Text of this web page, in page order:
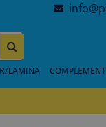
LAMINA